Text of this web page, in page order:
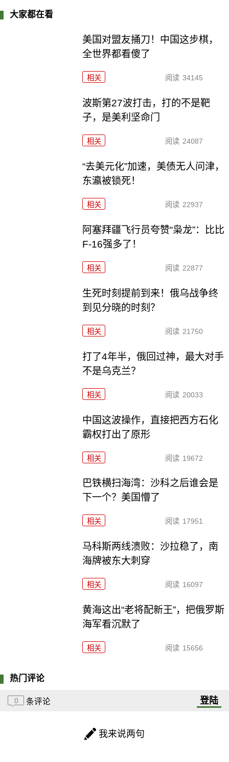
大家都在看
美国对盟友捅刀！中国这步棋，
全世界都看傻了
相关 阅读 34145
波斯第27波打击，打的不是靶
子，是美利坚命门
相关 阅读 24087
“去美元化”加速，美债无人问津，
东瀛被锁死！
相关 阅读 22937
阿塞拜疆飞行员夸赞“枭龙”：比比
F-16强多了！
相关 阅读 22877
生死时刻提前到来！俄乌战争终
到见分晓的时刻？
相关 阅读 21750
打了4年半，俄回过神，最大对手
不是乌克兰？
相关 阅读 20033
中国这波操作，直接把西方石化
霸权打出了原形
相关 阅读 19672
巴铁横扫海湾：沙科之后谁会是
下一个？美国懵了
相关 阅读 17951
马科斯两线溃败：沙拉稳了，南
海牌被东大刺穿
相关 阅读 16097
黄海这出“老将配新王”，把俄罗斯
海军看沉默了
相关 阅读 15656
热门评论
0 条评论 登陆
我来说两句